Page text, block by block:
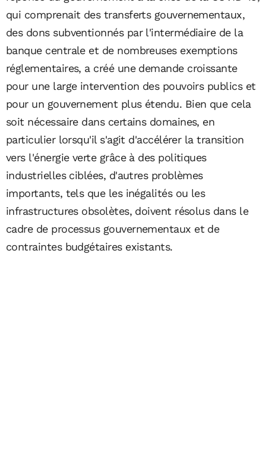
qui comprenait des transferts gouvernementaux,
des dons subventionnés par l'intermédiaire de la
banque centrale et de nombreuses exemptions
réglementaires, a créé une demande croissante
pour une large intervention des pouvoirs publics et
pour un gouvernement plus étendu. Bien que cela
soit nécessaire dans certains domaines, en
particulier lorsqu'il s'agit d'accélérer la transition
vers l'énergie verte grâce à des politiques
industrielles ciblées, d'autres problèmes
importants, tels que les inégalités ou les
infrastructures obsolètes, doivent résolus dans le
cadre de processus gouvernementaux et de
contraintes budgétaires existants.